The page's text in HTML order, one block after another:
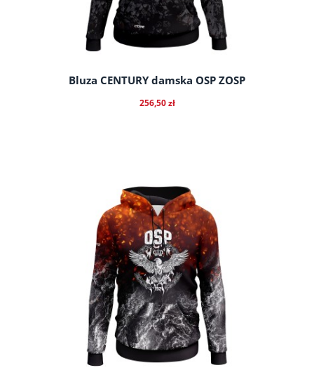
Bluza CENTURY damska OSP ZOSP
256,50 zł
do koszyka